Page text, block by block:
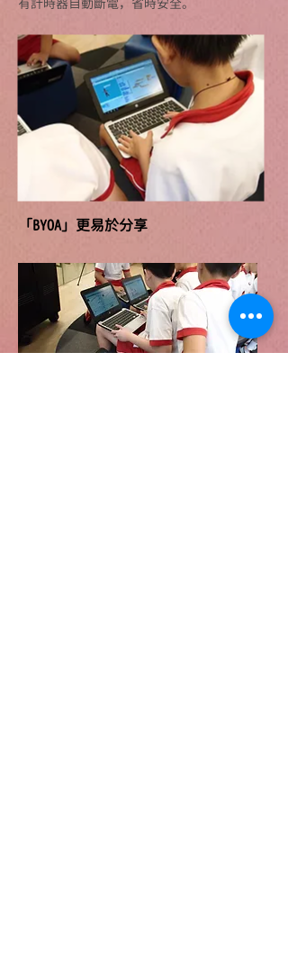
「BYOA」更易於分享